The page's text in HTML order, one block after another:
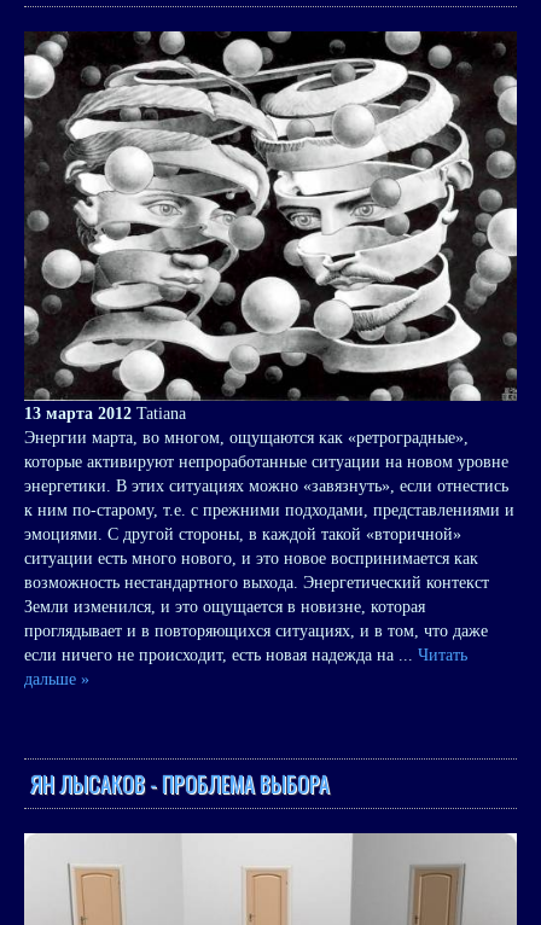
13 марта 2012 Tatiana
Энергии марта, во многом, ощущаются как «ретроградные»,
которые активируют непроработанные ситуации на новом уровне
энергетики. В этих ситуациях можно «завязнуть», если отнестись
к ним по-старому, т.е. с прежними подходами, представлениями и
эмоциями. С другой стороны, в каждой такой «вторичной»
ситуации есть много нового, и это новое воспринимается как
возможность нестандартного выхода. Энергетический контекст
Земли изменился, и это ощущается в новизне, которая
проглядывает и в повторяющихся ситуациях, и в том, что даже
если ничего не происходит, есть новая надежда на
Читать
дальше »
ЯН ЛЫСАКОВ - ПРОБЛЕМА ВЫБОРА